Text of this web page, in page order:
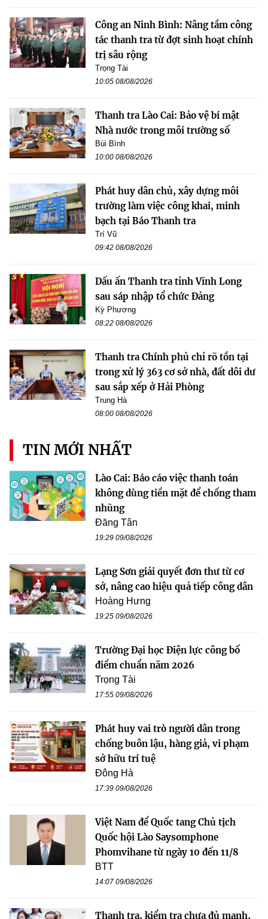
Công an Ninh Bình: Nâng tầm công
tác thanh tra từ đợt sinh hoạt chính
trị sâu rộng
Trọng Tài
10:05 08/08/2026
Thanh tra Lào Cai: Bảo vệ bí mật
Nhà nước trong môi trường số
Bùi Bình
10:00 08/08/2026
Phát huy dân chủ, xây dựng môi
trường làm việc công khai, minh
bạch tại Báo Thanh tra
Trí Vũ
09:42 08/08/2026
Dấu ấn Thanh tra tỉnh Vĩnh Long
sau sáp nhập tổ chức Đảng
Kỳ Phương
08:22 08/08/2026
Thanh tra Chính phủ chỉ rõ tồn tại
trong xử lý 363 cơ sở nhà, đất dôi dư
sau sắp xếp ở Hải Phòng
Trung Hà
08:00 08/08/2026
TIN MỚI NHẤT
Lào Cai: Báo cáo việc thanh toán
không dùng tiền mặt để chống tham
nhũng
Đăng Tân
19:29 09/08/2026
Lạng Sơn giải quyết đơn thư từ cơ
sở, nâng cao hiệu quả tiếp công dân
Hoàng Hưng
19:25 09/08/2026
Trường Đại học Điện lực công bố
điểm chuẩn năm 2026
Trọng Tài
17:55 09/08/2026
Phát huy vai trò người dân trong
chống buôn lậu, hàng giả, vi phạm
sở hữu trí tuệ
Đông Hà
17:39 09/08/2026
Việt Nam để Quốc tang Chủ tịch
Quốc hội Lào Saysomphone
Phomvihane từ ngày 10 đến 11/8
BTT
14:07 09/08/2026
Thanh tra, kiểm tra chưa đủ mạnh,